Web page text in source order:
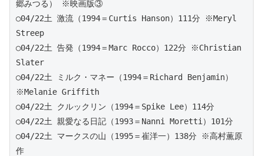
郷みつる） ※映画版③
○04/22土 激流（1994＝Curtis Hanson）111分 ※Meryl
Streep
○04/22土 告発（1994＝Marc Rocco）122分 ※Christian
Slater
○04/22土 ミルク・マネー（1994＝Richard Benjamin）
※Melanie Griffith
○04/22土 クルックリン（1994＝Spike Lee）114分
○04/22土 親愛なる日記（1993＝Nanni Moretti）101分
○04/22土 マークスの山（1995＝崔洋一）138分 ※高村薫原
作